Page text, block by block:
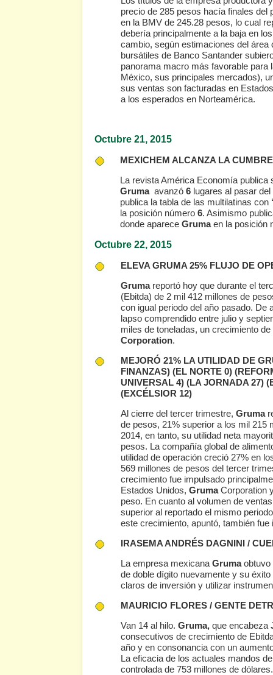
precio de 285 pesos hacía finales
en la BMV de 245.28 pesos, lo cual
debería principalmente a la baja en
cambio, según estimaciones del área
bursátiles de Banco Santander
panorama macro más favorable
México, sus principales mercados),
sus ventas son facturadas en
a los esperados en Norteamérica.
Octubre 21, 2015
MEXICHEM ALCANZA LA
La revista América Economía publica
Grumaavanzó 6lugares al pasar
publica la tabla de las multilatinas con
la posición número6. Asimismo
donde apareceGrumaen la posición
Octubre 22, 2015
ELEVA GRUMA 25% FLUJO DE
Grumareportó hoy que durante el
(Ebitda) de 2 mil 412 millones de
con igual periodo del año pasado. De
lapso comprendido entre julio y
miles de toneladas, un crecimiento
Corporation.
MEJORÓ 21% LA UTILIDAD DE
FINANZAS) (EL NORTE 0)
UNIVERSAL 4) (LA JORNADA 27)
(EXCÉLSIOR 12)
Al cierre del tercer trimestre, Gruma
de pesos, 21% superior a los mil 215
2014, en tanto, su utilidad neta
pesos. La compañía global de
utilidad de operación creció 27% en
569 millones de pesos del tercer
crecimiento fue impulsado
Estados Unidos, GrumaCorporation
peso. En cuanto al volumen de
superior al reportado el mismo
este crecimiento, apuntó, también
IRASEMA ANDRÉS DAGNINI /
La empresa mexicana Grumaobtuvo
de doble dígito nuevamente y su
claros de inversión y utilizar
MAURICIO FLORES / GENTE
Van 14 al hilo. Gruma,que encabeza
consecutivos de crecimiento de
año y en consonancia con un
La eficacia de los actuales mandos
controlada de 753 millones de dólares.